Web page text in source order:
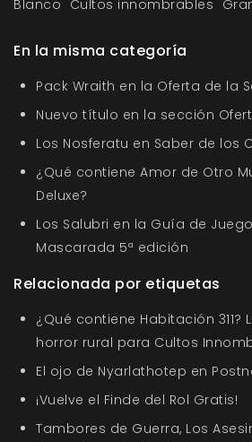
Blanco Cultos innombrables
En la misma categoría
Pack Wraith en la Oferta de la
Nuevo título en la sección
Los Nosferatu en Saber de los
¿Qué contiene Amor de Otro
Deluxe?
Los Salubri en la Guía de
Mascarada 5ª edición
Relacionada por etiquetas
¿Qué contiene Habitación 311?
horror rural para Cultos
El ojo de Nyarlathotep en
¡Vuelve el Finde del Rol Gratis!
Tambores de Guerra, Los